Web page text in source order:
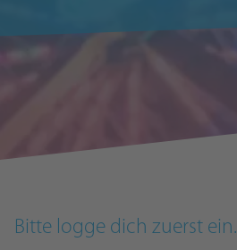
Bitte logge dich zuerst ein.